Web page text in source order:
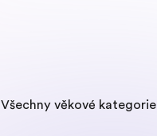
Všechny věkové kategorie